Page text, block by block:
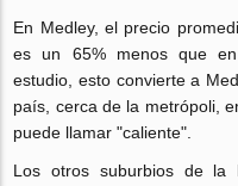
En Medley, el precio
es un 65% menos que
estudio, esto convierte a
país, cerca de la metrópoli,
puede llamar "caliente".
Los otros suburbios de